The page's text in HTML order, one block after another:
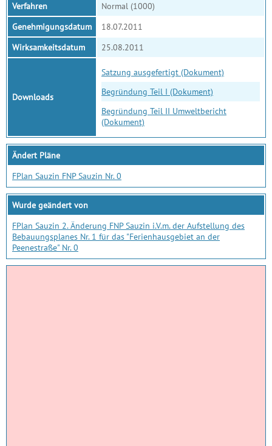
Verfahren
Normal (1000)
Genehmigungsdatum
18.07.2011
Wirksamkeitsdatum
25.08.2011
Downloads
Satzung ausgefertigt (Dokument)
Begründung Teil I (Dokument)
Begründung Teil II Umweltbericht
(Dokument)
Ändert Pläne
FPlan Sauzin FNP Sauzin Nr. 0
Wurde geändert von
FPlan Sauzin 2. Änderung FNP Sauzin i.V.m. der Aufstellung des
Bebauungsplanes Nr. 1 für das "Ferienhausgebiet an der
Peenestraße" Nr. 0